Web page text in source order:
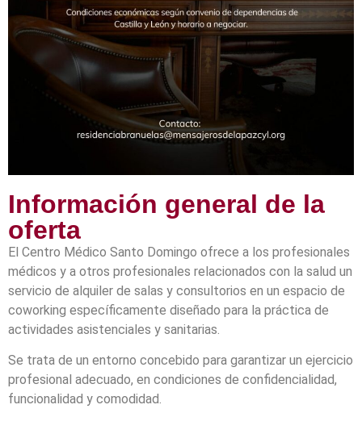
Información general de la
oferta
El Centro Médico Santo Domingo ofrece a los profesionales
médicos y a otros profesionales relacionados con la salud un
servicio de alquiler de salas y consultorios en un espacio de
coworking específicamente diseñado para la práctica de
actividades asistenciales y sanitarias.
Se trata de un entorno concebido para garantizar un ejercicio
profesional adecuado, en condiciones de confidencialidad,
funcionalidad y comodidad.